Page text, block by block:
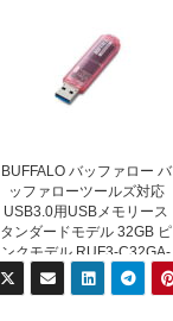
BUFFALO バッファロー バ
ッファローツールズ対応
USB3.0用USBメモリース
タンダードモデル 32GB ピ
ンクモデル RUF3-C32GA-
PK